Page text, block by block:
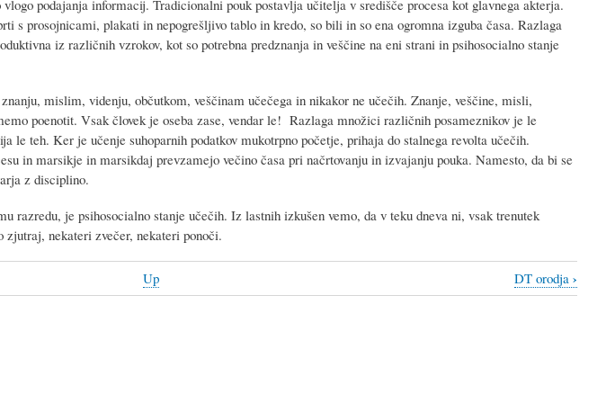
podajanja informacij. Tradicionalni pouk postavlja učitelja v središče procesa kot glavnega akterja.
s prosojnicami, plakati in nepogrešljivo tablo in kredo, so bili in so ena ogromna izguba časa. Razlaga
iz različnih vzrokov, kot so potrebna predznanja in veščine na eni strani in psihosocialno stanje
mislim, videnju, občutkom, veščinam učečega in nikakor ne učečih. Znanje, veščine, misli,
poenotit. Vsak človek je oseba zase, vendar le! Razlaga množici različnih posameznikov je le
le teh. Ker je učenje suhoparnih podatkov mukotrpno početje, prihaja do stalnega revolta učečih.
in marsikje in marsikdaj prevzamejo večino časa pri načrtovanju in izvajanju pouka. Namesto, da bi se
z disciplino.
razredu, je psihosocialno stanje učečih. Iz lastnih izkušen vemo, da v teku dneva ni, vsak trenutek
nekateri zvečer, nekateri ponoči.
Up DT orodja ›